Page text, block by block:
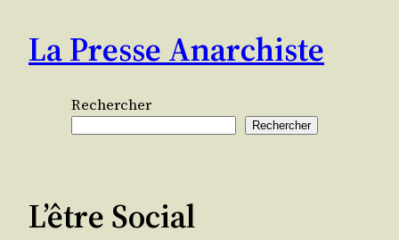
contenu
La Presse Anarchiste
Rechercher
Rechercher
L’être Social